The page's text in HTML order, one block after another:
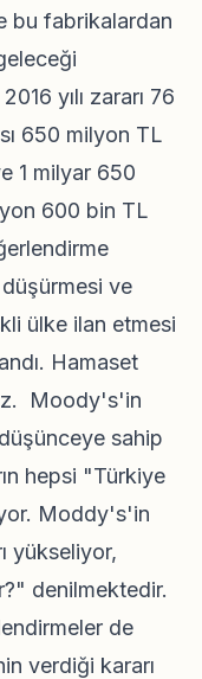
bu fabrikalardan
yılı zararı 76
650 milyon TL
1 milyar 650
600 bin TL
ve
ülke ilan etmesi
Hamaset
Moody's'in
sahip
hepsi "Türkiye
Moddy's'in
yükseliyor,
denilmektedir.
de
verdiği kararı